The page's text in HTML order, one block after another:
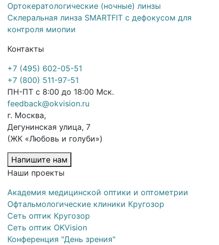
Ортокератологические (ночные) линзы
Склеральная линза SMARTFIT с дефокусом для
контроля миопии
Контакты
+7 (495) 602-05-51
+7 (800) 511-97-51
ПН-ПТ с 8:00 до 18:00 Мск.
feedback@okvision.ru
г. Москва,
Дегунинская улица, 7
(ЖК «Любовь и голуби»)
Напишите нам
Наши проекты
Академия медицинской оптики и оптометрии
Офтальмологические клиники Кругозор
Сеть оптик Кругозор
Сеть оптик OKVision
Конференция "День зрения"